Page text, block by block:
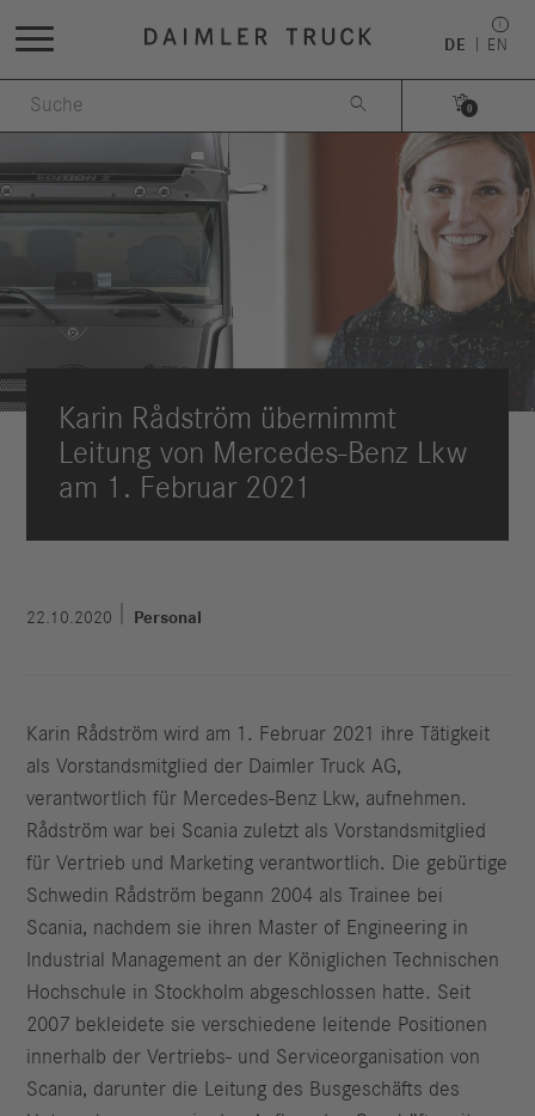
DE EN
 
0
Karin Rådström übernimmt
Leitung von Mercedes-Benz Lkw
am 1. Februar 2021
22.10.2020 Personal
Karin Rådström wird am 1. Februar 2021 ihre Tätigkeit
als Vorstandsmitglied der Daimler Truck AG,
verantwortlich für Mercedes-Benz Lkw, aufnehmen.
Rådström war bei Scania zuletzt als Vorstandsmitglied
für Vertrieb und Marketing verantwortlich. Die gebürtige
Schwedin Rådström begann 2004 als Trainee bei
Scania, nachdem sie ihren Master of Engineering in
Industrial Management an der Königlichen Technischen
Hochschule in Stockholm abgeschlossen hatte. Seit
2007 bekleidete sie verschiedene leitende Positionen
innerhalb der Vertriebs- und Serviceorganisation von
Scania, darunter die Leitung des Busgeschäfts des